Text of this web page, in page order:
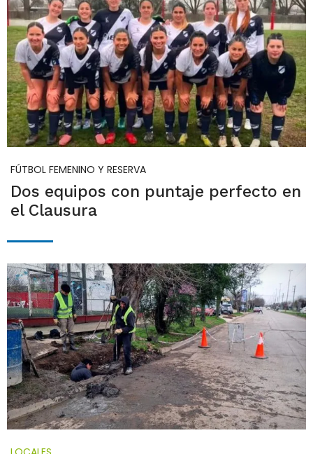
FÚTBOL FEMENINO Y RESERVA
Dos equipos con puntaje perfecto en
el Clausura